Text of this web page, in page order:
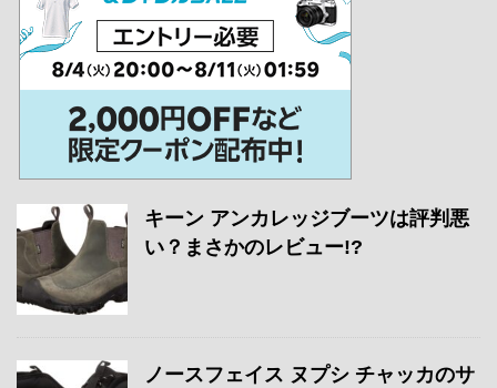
キーン アンカレッジブーツは評判悪
い？まさかのレビュー!?
ノースフェイス ヌプシ チャッカのサ